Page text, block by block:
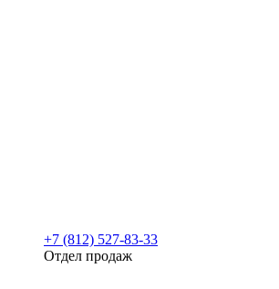
+7 (812) 527-83-33
Отдел продаж